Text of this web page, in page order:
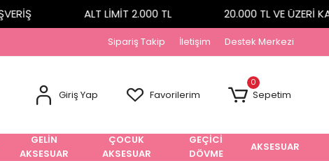
ALT LİMİT 2.000 TL 20.000 TL VE ÜZERİ
Sipariş Takip İletişim Destek Merkezi
Giriş Yap Favorilerim
0
Sepetim
GELİN
AKSESUAR
ÇOCUK
AKSESUAR
GEÇİCİ
DÖVME
AKSESUAR